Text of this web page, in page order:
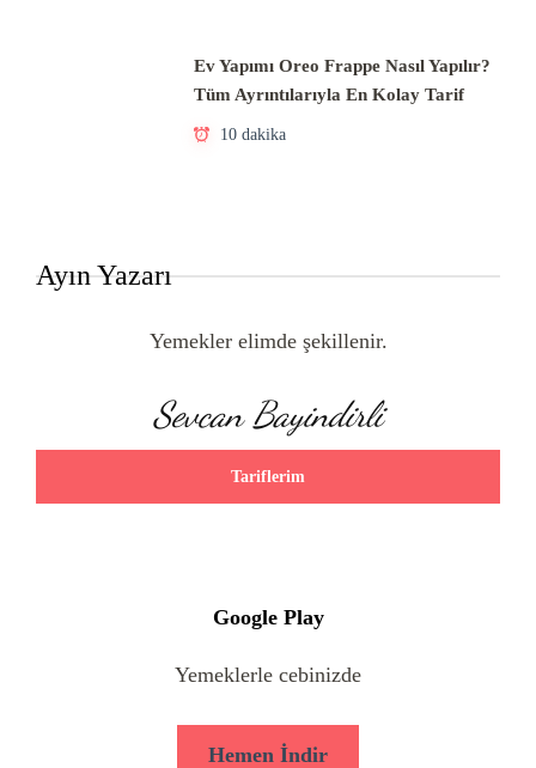
Ev Yapımı Oreo Frappe Nasıl Yapılır?
Tüm Ayrıntılarıyla En Kolay Tarif
10 dakika
Ayın Yazarı
Yemekler elimde şekillenir.
Sevcan Bayindirli
Tariflerim
Google Play
Yemeklerle cebinizde
Hemen İndir